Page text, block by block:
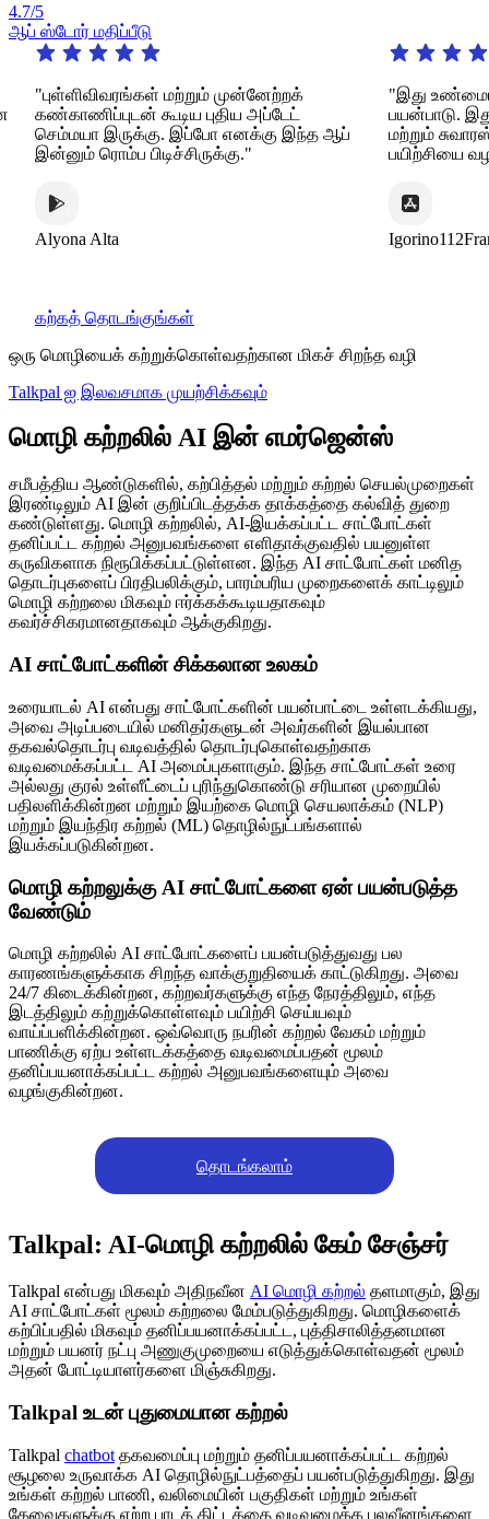
4.7/5
ஆப் ஸ்டோர் மதிப்பீடு
மற்றும் முன்னேற்றக்
கூடிய புதிய அப்டேட்
இருக்கு. இப்போ எனக்கு இந்த ஆப்
ரொம்ப பிடிச்சிருக்கு."
Alta
"இது உண்மையிலேயே
பயன்பாடு. இது
மற்றும்
பயிற்சியை
Igorino112France
கற்கத் தொடங்குங்கள்
ஒரு மொழியைக் கற்றுக்கொள்வதற்கான மிகச் சிறந்த வழி
Talkpal ஐ இலவசமாக முயற்சிக்கவும்
மொழி கற்றலில் AI இன் எமர்ஜென்ஸ்
சமீபத்திய ஆண்டுகளில், கற்பித்தல் மற்றும் கற்றல் செயல்முறைகள்
இரண்டிலும் AI இன் குறிப்பிடத்தக்க தாக்கத்தை கல்வித் துறை
கண்டுள்ளது. மொழி கற்றலில், AI-இயக்கப்பட்ட சாட்போட்கள்
தனிப்பட்ட கற்றல் அனுபவங்களை எளிதாக்குவதில் பயனுள்ள
கருவிகளாக நிரூபிக்கப்பட்டுள்ளன. இந்த AI சாட்போட்கள் மனித
தொடர்புகளைப் பிரதிபலிக்கும், பாரம்பரிய முறைகளைக் காட்டிலும்
மொழி கற்றலை மிகவும் ஈர்க்கக்கூடியதாகவும்
கவர்ச்சிகரமானதாகவும் ஆக்குகிறது.
AI சாட்போட்களின் சிக்கலான உலகம்
உரையாடல் AI என்பது சாட்போட்களின் பயன்பாட்டை உள்ளடக்கியது,
அவை அடிப்படையில் மனிதர்களுடன் அவர்களின் இயல்பான
தகவல்தொடர்பு வடிவத்தில் தொடர்புகொள்வதற்காக
வடிவமைக்கப்பட்ட AI அமைப்புகளாகும். இந்த சாட்போட்கள் உரை
அல்லது குரல் உள்ளீட்டைப் புரிந்துகொண்டு சரியான முறையில்
பதிலளிக்கின்றன மற்றும் இயற்கை மொழி செயலாக்கம் (NLP)
மற்றும் இயந்திர கற்றல் (ML) தொழில்நுட்பங்களால்
இயக்கப்படுகின்றன.
மொழி கற்றலுக்கு AI சாட்போட்களை ஏன் பயன்படுத்த
வேண்டும்
மொழி கற்றலில் AI சாட்போட்களைப் பயன்படுத்துவது பல
காரணங்களுக்காக சிறந்த வாக்குறுதியைக் காட்டுகிறது. அவை
24/7 கிடைக்கின்றன, கற்றவர்களுக்கு எந்த நேரத்திலும், எந்த
இடத்திலும் கற்றுக்கொள்ளவும் பயிற்சி செய்யவும்
வாய்ப்பளிக்கின்றன. ஒவ்வொரு நபரின் கற்றல் வேகம் மற்றும்
பாணிக்கு ஏற்ப உள்ளடக்கத்தை வடிவமைப்பதன் மூலம்
தனிப்பயனாக்கப்பட்ட கற்றல் அனுபவங்களையும் அவை
வழங்குகின்றன.
தொடங்கலாம்
Talkpal: AI-மொழி கற்றலில் கேம் சேஞ்சர்
Talkpal என்பது மிகவும் அதிநவீன AI மொழி கற்றல் தளமாகும், இது
AI சாட்போட்கள் மூலம் கற்றலை மேம்படுத்துகிறது. மொழிகளைக்
கற்பிப்பதில் மிகவும் தனிப்பயனாக்கப்பட்ட, புத்திசாலித்தனமான
மற்றும் பயனர் நட்பு அணுகுமுறையை எடுத்துக்கொள்வதன் மூலம்
அதன் போட்டியாளர்களை மிஞ்சுகிறது.
Talkpal உடன் புதுமையான கற்றல்
Talkpal chatbot தகவமைப்பு மற்றும் தனிப்பயனாக்கப்பட்ட கற்றல்
சூழலை உருவாக்க AI தொழில்நுட்பத்தைப் பயன்படுத்துகிறது. இது
உங்கள் கற்றல் பாணி, வலிமையின் பகுதிகள் மற்றும் உங்கள்
தேவைகளுக்கு ஏற்ற பாடத் திட்டத்தை வடிவமைக்க பலவீனங்களை